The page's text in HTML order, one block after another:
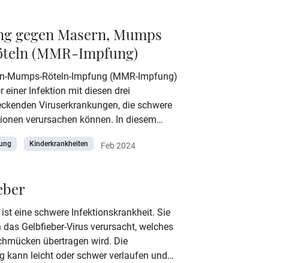
Symptome, mögliche Komplikationen,
und Behandlung - alles Wichtige über
lesen Sie hier.
gegen Masern, Mumps
(MMR-Impfung)
Mumps-Röteln-Impfung (MMR-Impfung)
einer Infektion mit diesen drei
Viruserkrankungen, die schwere
verursachen können. In diesem
Sie, aus welchen Bestandteilen die
welche möglichen
Kinderkrankheiten Feb 2024
ist eine schwere Infektionskrankheit. Sie
Gelbfieber-Virus verursacht, welches
übertragen wird. Die
kann leicht oder schwer verlaufen und